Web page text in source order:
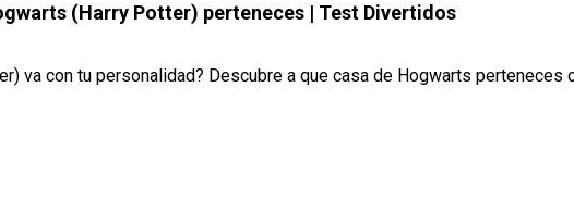
(Harry Potter) perteneces | Test Divertidos
va con tu personalidad? Descubre a que casa de Hogwarts perteneces